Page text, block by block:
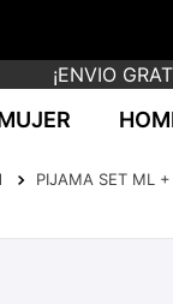
¡ENVIO
PIJAMA SET ML +